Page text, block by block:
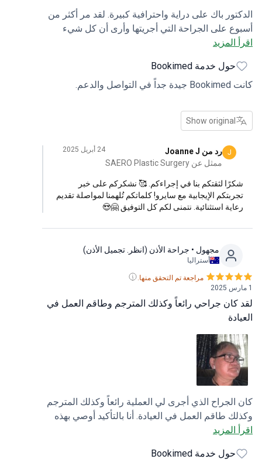
باك على دراية واحترافية كبيرة. لقد مر أكثر من
على الجراحة التي أجريتها وأرى أن كل شيء
بشكل جيد. وصف لي حزمة من المضادات
رائعًا لأنني كنت في حالة ألم بسيطة جدًا. أطلعني
على كل ما أحتاجه من الولايات المتحدة إلى
المترجم الفوري بلاءً حسناً في ترجمة كل ما
أن أسأله للطبيب وعالج كل مخاوفي. أعطي
أوصي به الجميع.
حول خدمة Bookimed
Show original
رد من Joanne J
ممثل عن SAERO Plastic Surgery
لثقتكم بنا في إجراءكم. 🥰 نشكركم على خبر
الإيجابية مع سايرو! كلماتكم تُلهمنا لمواصلة تقديم
استثنائية. نتمنى لكم كل التوفيق 🤗😍
مجهول• جراحة الأذن (انظر. تجميل الأذن)
أستراليا
مراجعة تم التحقق منها.
كان جراحي رائعاً وكذلك المترجم وطاقم العمل في
الذي أجرى لي العملية رائعاً وكذلك المترجم
طاقم العمل في العيادة. أنا بالتأكيد أوصي بهذه
لأن الجميع هناك كانوا ودودين للغاية وجعلوني
جزيلاً لكم، شكراً جزيلاً لكم جميعاً على الاعتناء
حول خدمة Bookimed